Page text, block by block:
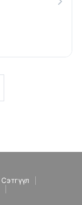
Сэтгүүл